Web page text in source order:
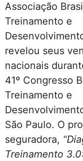
Associação
Treinamento e
revelou seus
nacionais
41º Congresso
Treinamento e
São Paulo. O
seguradora,
Treinamento